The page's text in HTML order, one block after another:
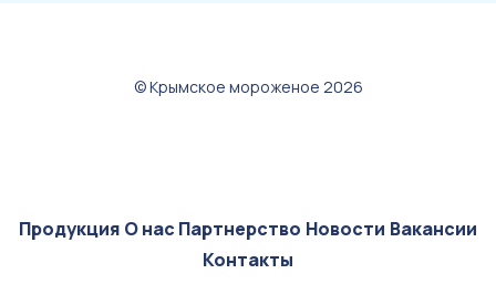
© Крымское мороженое 2026
Продукция О нас Партнерство Новости Вакансии
Контакты